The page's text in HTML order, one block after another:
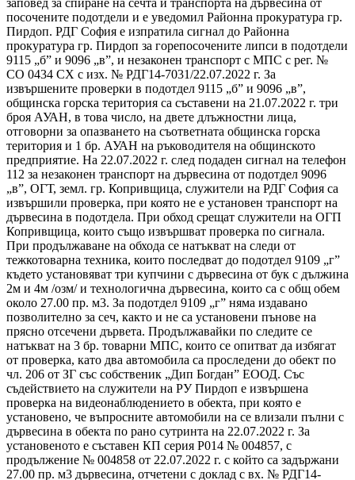
заповед за спиране нa сечта и транспорта на дървесина от
посочените подотдели и е уведомил Районна прокуратура гр.
Пирдоп. РДГ София е изпратила сигнал до Районна
прокуратура гр. Пирдоп за горепосочените липси в подотдели
9115 „б” и 9096 „в”, и незаконен транспорт с МПС с рег. №
СО 0434 СХ с изх. № РДГ14-7031/22.07.2022 г. За
извършените проверки в подотдел 9115 „б” и 9096 „в”,
общинска горска територия са съставени на 21.07.2022 г. три
броя АУАН, в това число, на двете длъжностни лица,
отговорни за опазването на съответната общинска горска
територия и 1 бр. АУАН на ръководителя на общинското
предприятие. На 22.07.2022 г. след подаден сигнал на телефон
112 за незаконен транспорт на дървесина от подотдел 9096
„в”, ОГТ, земл. гр. Копривщица, служители на РДГ София са
извършили проверка, при която не е установен транспорт на
дървесина в подотдела. При обход срещат служители на ОГП
Копривщица, които също извършват проверка по сигнала.
При продължаване на обхода се натъкват на следи от
тежкотоварна техника, които последват до подотдел 9109 „г”
където установяват три купчини с дървесина от бук с дължина
2м и 4м /озм/ и технологична дървесина, които са с общ обем
около 27.00 пр. м3. За подотдел 9109 „г” няма издавано
позволително за сеч, както и не са установени пънове на
прясно отсечени дървета. Продължавайки по следите се
натъкват на 3 бр. товарни МПС, които се опитват да избягат
от проверка, като два автомобила са проследени до обект по
чл. 206 от ЗГ със собственик „Дип Богдан” ЕООД. Със
съдействието на служители на РУ Пирдоп е извършена
проверка на видеонаблюдението в обекта, при която е
установено, че въпросните автомобили на се влизали пълни с
дървесина в обекта по рано сутринта на 22.07.2022 г. За
установеното е съставен КП серия Р014 № 004857, с
продължение № 004858 от 22.07.2022 г. с който са задържани
27.00 пр. м3 дървесина, отчетени с доклад с вх. № РДГ14-